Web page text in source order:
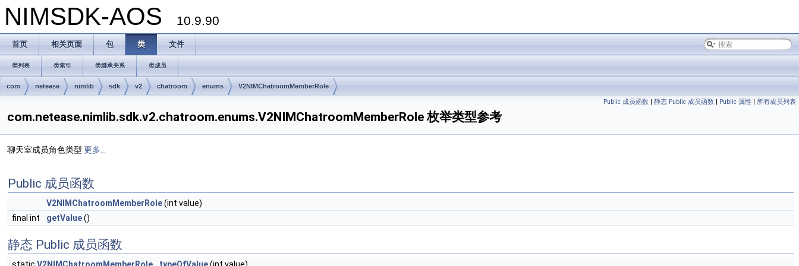
NIMSDK-AOS 10.9.90
首页 相关页面 包 类 文件
类列表 类索引 类继承关系 类成员
com netease nimlib sdk v2 chatroom enums V2NIMChatroomMemberRole
Public 成员函数 | 静态 Public 成员函数 | Public 属性 | 所有成员列表
com.netease.nimlib.sdk.v2.chatroom.enums.V2NIMChatroomMemberRole 枚举类型参考
聊天室成员角色类型 更多...
Public 成员函数
V2NIMChatroomMemberRole(int value)
final int
getValue()
静态 Public 成员函数